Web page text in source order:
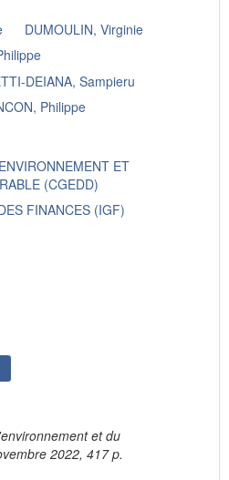
DUMOULIN, Virginie
DEIANA, Sampieru
Philippe
ET
(CGEDD)
FINANCES (IGF)
et du
2022, 417 p.